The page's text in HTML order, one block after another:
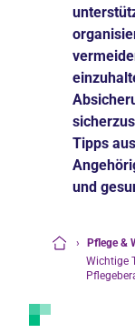
Tipps
und
› Pflege &
Wichtige